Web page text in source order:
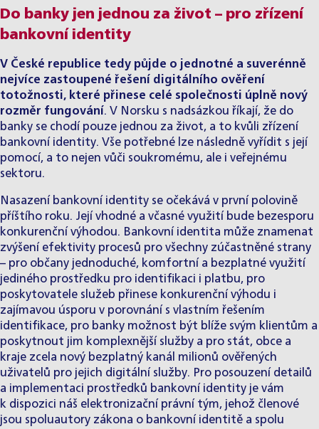
Do banky jen jednou za život – pro zřízení
bankovní identity
V České republice tedy půjde o jednotné a suverénně
nejvíce zastoupené řešení digitálního ověření
totožnosti, které přinese celé společnosti úplně nový
rozměr fungování. V Norsku s nadsázkou říkají, že do
banky se chodí pouze jednou za život, a to kvůli zřízení
bankovní identity. Vše potřebné lze následně vyřídit s její
pomocí, a to nejen vůči soukromému, ale i veřejnému
sektoru.
Nasazení bankovní identity se očekává v první polovině
příštího roku. Její vhodné a včasné využití bude bezesporu
konkurenční výhodou. Bankovní identita může znamenat
zvýšení efektivity procesů pro všechny zúčastněné strany
– pro občany jednoduché, komfortní a bezplatné využití
jediného prostředku pro identifikaci i platbu, pro
poskytovatele služeb přinese konkurenční výhodu i
zajímavou úsporu v porovnání s vlastním řešením
identifikace, pro banky možnost být blíže svým klientům a
poskytnout jim komplexnější služby a pro stát, obce a
kraje zcela nový bezplatný kanál milionů ověřených
uživatelů pro jejich digitální služby. Pro posouzení detailů
a implementaci prostředků bankovní identity je vám
k dispozici náš elektronizační právní tým, jehož členové
jsou spoluautory zákona o bankovní identitě a spolu